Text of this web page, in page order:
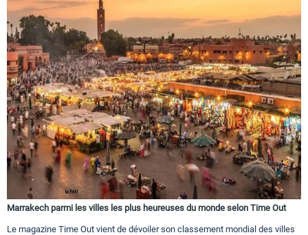
Marrakech parmi les villes les plus heureuses du monde selon Time Out
Le magazine Time Out vient de dévoiler son classement mondial des villes